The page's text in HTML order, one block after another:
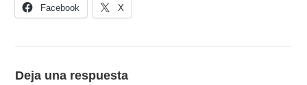
Facebook X
Deja una respuesta